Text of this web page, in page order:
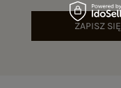
ZAPISZ SIĘ